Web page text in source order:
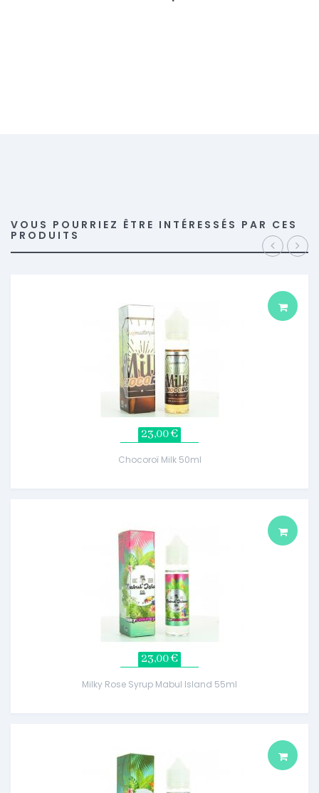
VOUS POURRIEZ ÊTRE INTÉRESSÉS PAR CES
PRODUITS
23,00 €
Chocoroï Milk 50ml
23,00 €
Milky Rose Syrup Mabul Island 55ml